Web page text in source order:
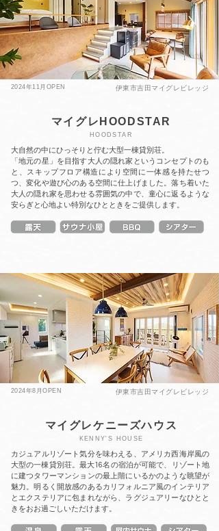
2024年11月OPEN 伊東市吉田マイグレビレッジ
マイグレHOODSTAR
HOODSTAR
大自然の中にひっそりと佇む大型一棟貸別荘。
「地元の星」を目指す大人の隠れ家というコンセプトのも
と、スキップフロア構造により空間に一体感を持たせつ
つ、変化や遊び心のある空間に仕上げました。落ち着いた
大人の隠れ家を思わせる雰囲気の中で、童心に返るような
安らぎと心地よい特別なひとときをご提供します。
2024年8月OPEN 伊東市吉田マイグレビレッジ
マイグレケニーズハウス
KENNY'S HOUSE
カジュアルリゾート気分を味わえる、アメリカ西海岸風の
大型の一棟貸別荘。最大16名の宿泊が可能で、リゾート地
に建つタワーマンションの最上階にいるかのような眺望が
魅力。明るく開放感のあるカリフォルニア風のインテリア
とエクステリアに包まれながら、ラグジュアリーなひとと
きをおお過ごしいただけます。